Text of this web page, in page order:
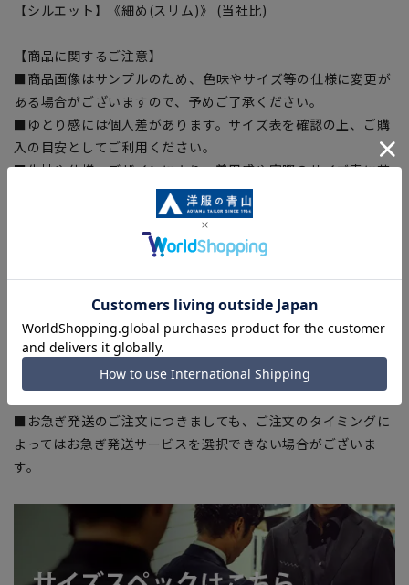
【シルエット】《細め(スリム)》 (当社比)
【商品に関するご注意】
■商品画像はサンプルのため、色味やサイズ等の仕様に変更が
ある場合がございますので、予めご了承ください。
■ゆとり感には個人差があります。サイズ表を確認の上、ご購
入の目安としてご利用ください。
■生地や仕様・デザインにより、着用感や実際のサイズ表に若
干の誤差が生じる場合がございます。予めご了承ください。
■サイズスペックは仕上がりサイズを記載しております。一
部、商品現物におすすめサイズ(ヌードサイズ)を記載している
■ブラウザやお使いのモニター環境、また撮影時の室内外の光
加減により、実際の商品と掲載画像の色味が異なる場合がござ
います。
■店舗や各モールサイトと商品在庫を共有しております関係
上、ご注文いただいたタイミングにより欠品が発生し、ご注文
■お急ぎ発送のご注文につきましても、ご注文のタイミングに
よってはお急ぎ発送サービスを選択できない場合がございま
す。